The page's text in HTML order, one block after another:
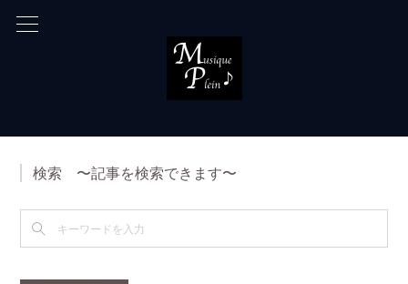
検索 〜記事を検索できます〜